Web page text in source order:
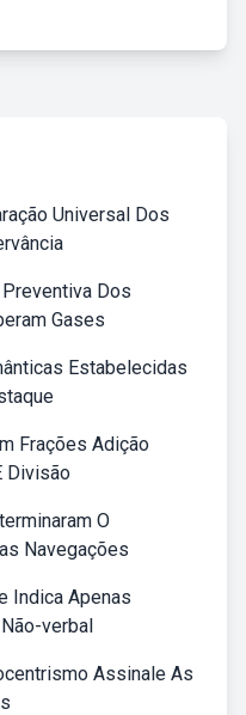
Universal Dos
Dos
Gases
Estabelecidas
Frações Adição
Divisão
O
Navegações
Indica Apenas
verbal
Assinale As